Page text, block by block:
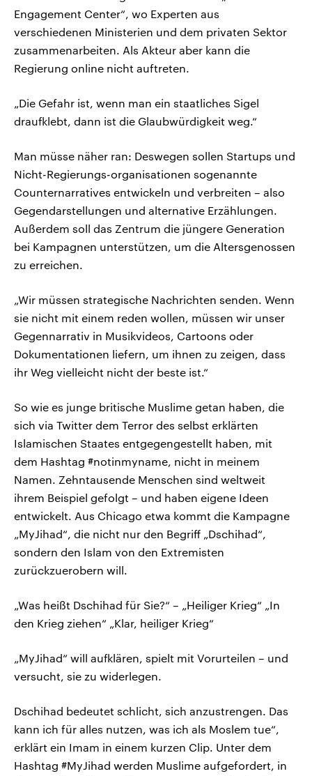
Engagement Center“, wo Experten aus
verschiedenen Ministerien und dem privaten Sektor
zusammenarbeiten. Als Akteur aber kann die
Regierung online nicht auftreten.
„Die Gefahr ist, wenn man ein staatliches Sigel
draufklebt, dann ist die Glaubwürdigkeit weg.“
Man müsse näher ran: Deswegen sollen Startups und
Nicht-Regierungs-organisationen sogenannte
Counternarratives entwickeln und verbreiten – also
Gegendarstellungen und alternative Erzählungen.
Außerdem soll das Zentrum die jüngere Generation
bei Kampagnen unterstützen, um die Altersgenossen
zu erreichen.
„Wir müssen strategische Nachrichten senden. Wenn
sie nicht mit einem reden wollen, müssen wir unser
Gegennarrativ in Musikvideos, Cartoons oder
Dokumentationen liefern, um ihnen zu zeigen, dass
ihr Weg vielleicht nicht der beste ist.“
So wie es junge britische Muslime getan haben, die
sich via Twitter dem Terror des selbst erklärten
Islamischen Staates entgegengestellt haben, mit
dem Hashtag #notinmyname, nicht in meinem
Namen. Zehntausende Menschen sind weltweit
ihrem Beispiel gefolgt – und haben eigene Ideen
entwickelt. Aus Chicago etwa kommt die Kampagne
„MyJihad“, die nicht nur den Begriff „Dschihad“,
sondern den Islam von den Extremisten
zurückzuerobern will.
„Was heißt Dschihad für Sie?“ – „Heiliger Krieg“ „In
den Krieg ziehen“ „Klar, heiliger Krieg“
„MyJihad“ will aufklären, spielt mit Vorurteilen – und
versucht, sie zu widerlegen.
Dschihad bedeutet schlicht, sich anzustrengen. Das
kann ich für alles nutzen, was ich als Moslem tue“,
erklärt ein Imam in einem kurzen Clip. Unter dem
Hashtag #MyJihad werden Muslime aufgefordert, in